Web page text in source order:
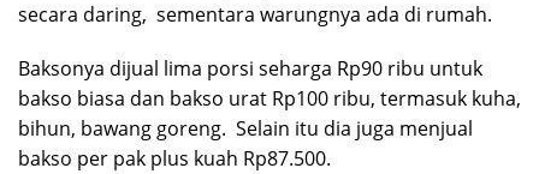
secara daring, sementara warungnya ada di rumah.
Baksonya dijual lima porsi seharga Rp90 ribu untuk
bakso biasa dan bakso urat Rp100 ribu, termasuk kuha,
bihun, bawang goreng. Selain itu dia juga menjual
bakso per pak plus kuah Rp87.500.